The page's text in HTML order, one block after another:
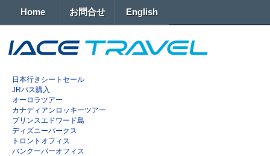
Home お問合せ English
日本行きシートセール
JRパス購入
オーロラツアー
カナディアンロッキーツアー
プリンスエドワード島
ディズニーパークス
トロントオフィス
バンクーバーオフィス